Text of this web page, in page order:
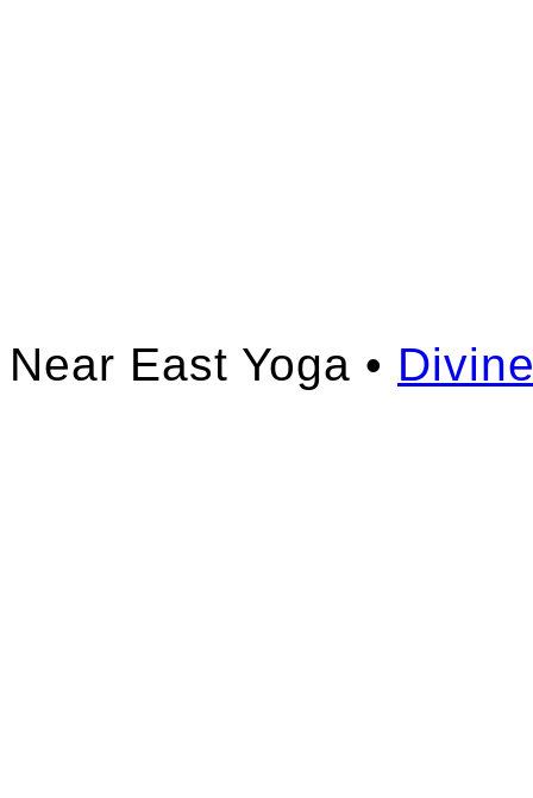
Near East Yoga •